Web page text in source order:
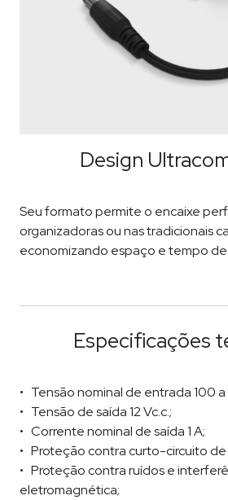
Design
Seu formato permite o encaixe
organizadoras ou nas tradicionais
economizando espaço e tempo
Especificações
Tensão nominal de entrada 100 a
Tensão de saída 12 Vc.c.;
Corrente nominal de saída 1 A;
Proteção contra curto-circuito de
Proteção contra ruídos e
eletromagnética;